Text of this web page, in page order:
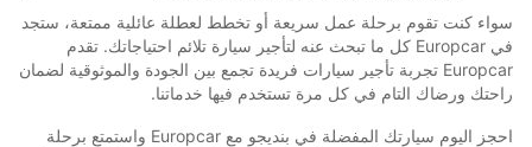
سواء كنت تقوم برحلة عمل سريعة أو تخطط لعطلة عائلية ممتعة، ستجد
في Europcar كل ما تبحث عنه لتأجير سيارة تلائم احتياجاتك. تقدم
Europcar تجربة تأجير سيارات فريدة تجمع بين الجودة والموثوقية لضمان
راحتك ورضاك التام في كل مرة تستخدم فيها خدماتنا.
احجز اليوم سيارتك المفضلة في بنديجو مع Europcar واستمتع برحلة